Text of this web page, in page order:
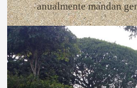
anualmente mandan